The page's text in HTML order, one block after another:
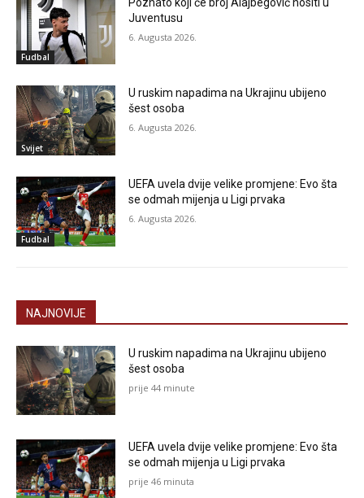
Fudbal
Juventusu
6. Augusta 2026.
Svijet
U ruskim napadima na Ukrajinu ubijeno
šest osoba
6. Augusta 2026.
Fudbal
UEFA uvela dvije velike promjene: Evo šta
se odmah mijenja u Ligi prvaka
6. Augusta 2026.
NAJNOVIJE
U ruskim napadima na Ukrajinu ubijeno
šest osoba
prije 44 minute
UEFA uvela dvije velike promjene: Evo šta
se odmah mijenja u Ligi prvaka
prije 46 minuta